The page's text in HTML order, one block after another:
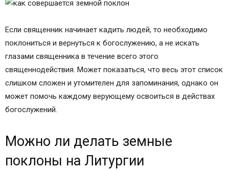
Если священник начинает кадить людей, то необходимо
поклониться и вернуться к богослужению, а не искать
глазами священника в течение всего этого
священнодействия. Может показаться, что весь этот список
слишком сложен и утомителен для запоминания, однако он
может помочь каждому верующему освоиться в действах
богослужений.
Можно ли делать земные
поклоны на Литургии